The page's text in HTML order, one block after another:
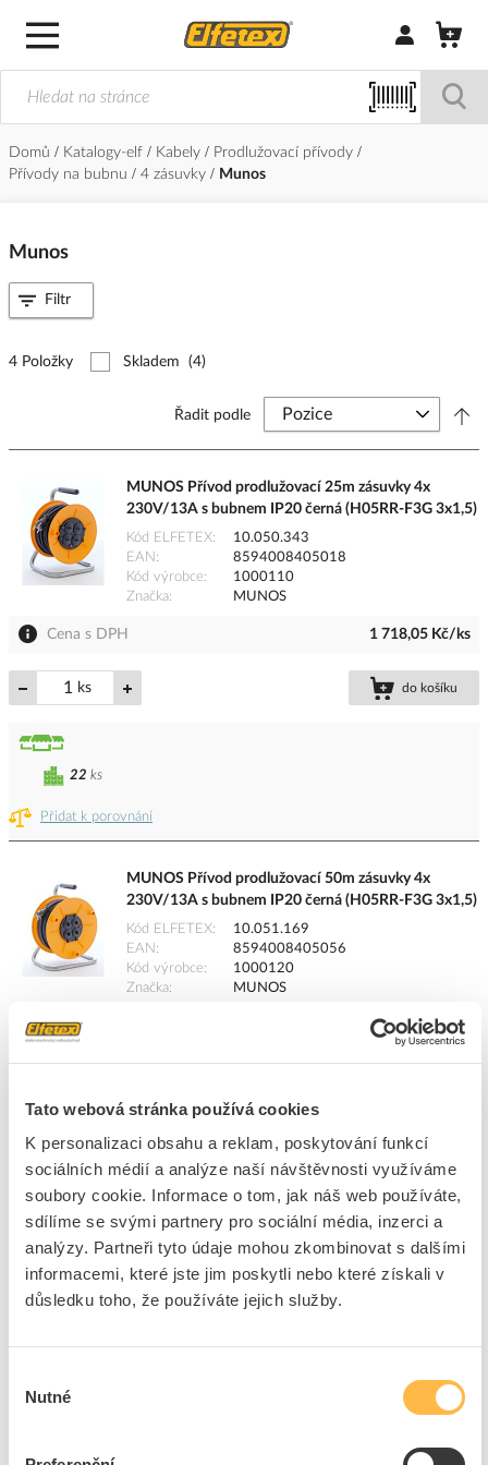
Tato webová stránka používá cookies
K personalizaci obsahu a reklam, poskytování funkcí
sociálních médií a analýze naší návštěvnosti využíváme
soubory cookie. Informace o tom, jak náš web používáte,
sdílíme se svými partnery pro sociální média, inzerci a
analýzy. Partneři tyto údaje mohou zkombinovat s dalšími
informacemi, které jste jim poskytli nebo které získali v
důsledku toho, že používáte jejich služby.
souhlasu
Nutné
Přihlásit/
Domů Katalogy-elf Kabely
Prodlužovací přívody
Přívody na bubnu
4 zásuvky Munos
Munos
4 Položky Skladem (4)
Řadit podle
MUNOS Přívod prodlužovací 25m zásuvky 4x
230V/13A s bubnem IP20 černá (H05RR-F3G 3x1,5)
Kód ELFETEX
10.050.343
EAN
8594008405018
Kód výrobce
1000110
Značka
MUNOS
Cena s DPH 1 718,05 Kč/ks
ks do košíku
Přidat k porovnání
22 ks
MUNOS Přívod prodlužovací 50m zásuvky 4x
230V/13A s bubnem IP20 černá (H05RR-F3G 3x1,5)
Kód ELFETEX
10.051.169
EAN
8594008405056
Kód výrobce
1000120
Značka
MUNOS
Cena s DPH 2 807,64 Kč/ks
Přidat k porovnání
21 ks
MUNOS Přívod prodlužovací 25m zásuvky 4x
230V/13A s bubnem IP20 černá (H05VV-F3G 3x1,5)
1 714,57 Kč/ks
Filtr